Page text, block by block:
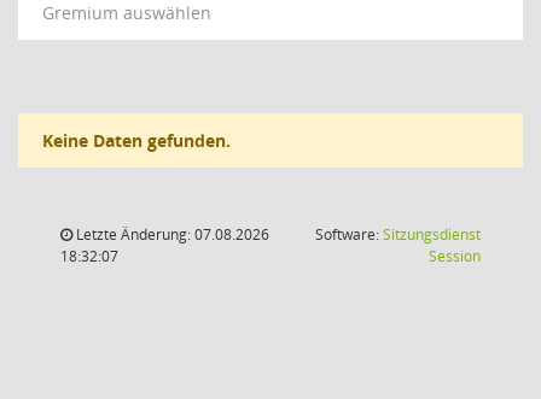
Gremium auswählen
Keine Daten gefunden.
Letzte Änderung: 07.08.2026
18:32:07
Software:Sitzungsdienst
Session(Wird in